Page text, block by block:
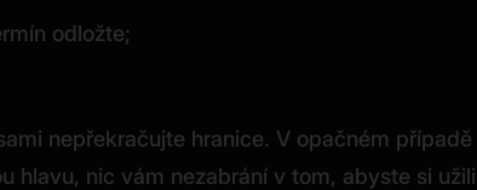
odložte;
nepřekračujte hranice. V opačném
hlavu, nic vám nezabrání v tom, abyste si